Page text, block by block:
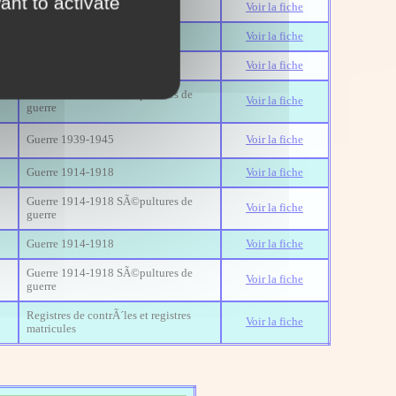
Guerre 1914-1918 Voir la fiche
Voir la fiche
Voir la fiche
Guerre 1914-1918 SÃ©pultures de
guerre
Voir la fiche
Guerre 1939-1945 Voir la fiche
Guerre 1914-1918 Voir la fiche
Guerre 1914-1918 SÃ©pultures de
guerre
Voir la fiche
Guerre 1914-1918 Voir la fiche
Guerre 1914-1918 SÃ©pultures de
guerre
Voir la fiche
Registres de contrÃ´les et registres
matricules
Voir la fiche